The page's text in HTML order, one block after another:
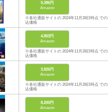
5,386円
Amazon
※各社通販サイトの 2024年11月28日時点 での税
込価格
4,853円
Amazon
※各社通販サイトの 2024年11月28日時点 での税
込価格
3,826円
Amazon
※各社通販サイトの 2024年11月28日時点 での税
込価格
8,200円
Amazon